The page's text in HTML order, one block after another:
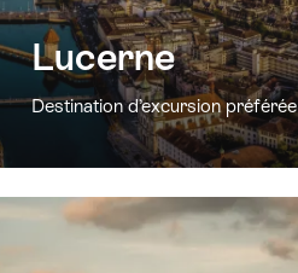
Lucerne
Destination d’excursion préférée